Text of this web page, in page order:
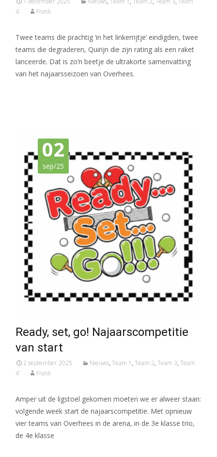
4
Frank
Twee teams die prachtig ‘in het linkerrijtje’ eindigden, twee
teams die degraderen, Quirijn die zijn rating als een raket
lanceerde. Dat is zo’n beetje de ultrakorte samenvatting
van het najaarsseizoen van Overhees.
02
sep/25
Ready, set, go! Najaarscompetitie
van start
2 september 2025 Nieuws, Team 1 , Team 2, Team 3, Team
4
Frank
Amper uit de ligstoel gekomen moeten we er alweer staan:
volgende week start de najaarscompetitie. Met opnieuw
vier teams van Overhees in de arena, in de 3e klasse trio,
de 4e klasse